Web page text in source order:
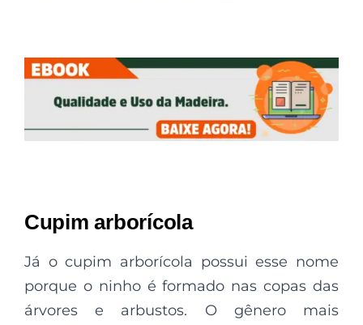
Cupim arborícola
Já o cupim arborícola possui esse nome
porque o ninho é formado nas copas das
árvores e arbustos. O gênero mais